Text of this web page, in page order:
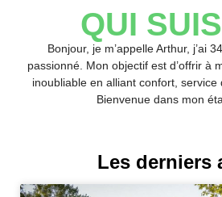
QUI
Bonjour, je m’appelle Arthur, j’ai
passionné. Mon objectif est d’offrir à
inoubliable en alliant confort, service
Bienvenue dans mon
Les derniers